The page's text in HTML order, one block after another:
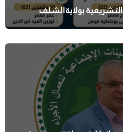
التشريعية بولاية الشلف